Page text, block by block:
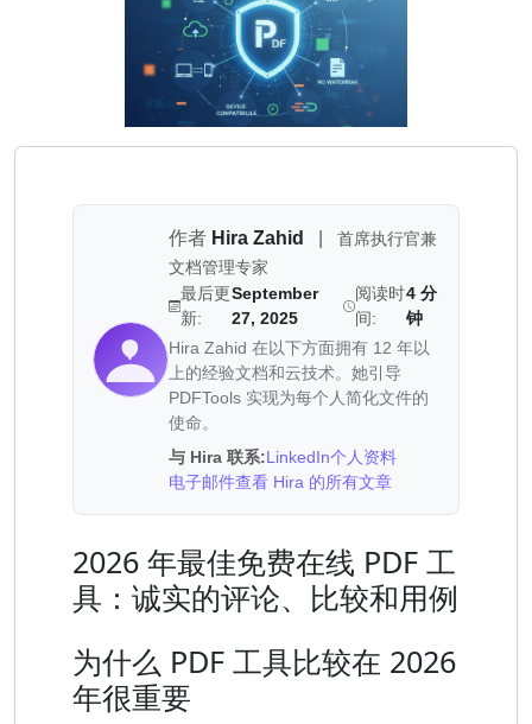
作者 Hira Zahid
首席执行官兼
文档管理专家
最后更
新:
September
27, 2025
阅读时
间:
4 分
钟
Hira Zahid 在以下方面拥有 12 年以
上的经验文档和云技术。她引导
PDFTools 实现为每个人简化文件的
使命。
与 Hira 联系:LinkedIn个人资料
电子邮件查看 Hira 的所有文章
2026 年最佳免费在线 PDF 工
具：诚实的评论、比较和用例
为什么 PDF 工具比较在 2026
年很重要